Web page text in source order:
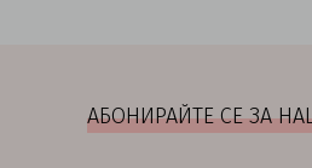
АБОНИРАЙТЕ СЕ ЗА